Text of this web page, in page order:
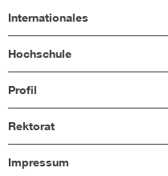
Internationales
Hochschule
Profil
Rektorat
Impressum